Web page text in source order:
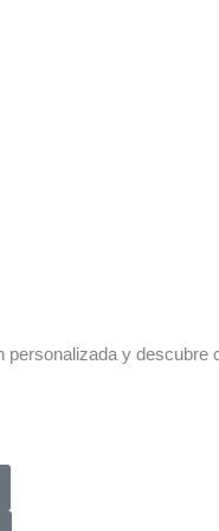
personalizada y descubre